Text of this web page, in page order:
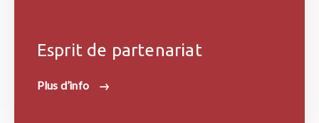
Esprit de partenariat
Plus d’info